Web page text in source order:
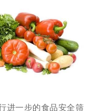
进一步的食品安全筛